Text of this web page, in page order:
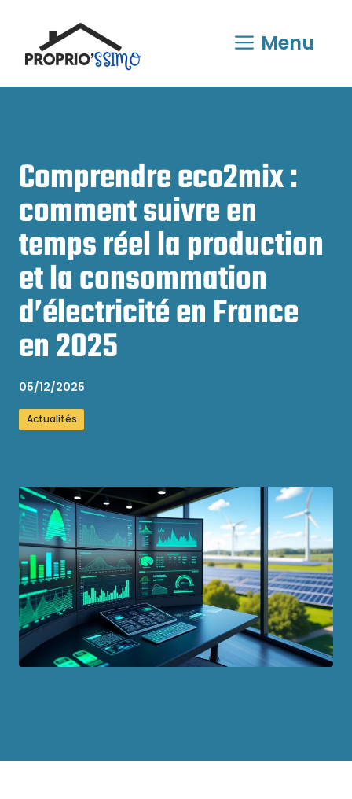
contenu
Menu
Comprendre eco2mix :
comment suivre en
temps réel la production
et la consommation
d’électricité en France
en 2025
05/12/2025
Actualités